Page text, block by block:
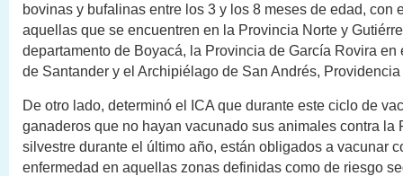
bovinas y bufalinas entre los 3 y los 8 meses de edad, con
aquellas que se encuentren en la Provincia Norte y
departamento de Boyacá, la Provincia de García Rovira en
de Santander y el Archipiélago de San Andrés,
De otro lado, determinó el ICA que durante este ciclo de
ganaderos que no hayan vacunado sus animales contra la
silvestre durante el último año, están obligados a vacunar
enfermedad en aquellas zonas definidas como de riesgo